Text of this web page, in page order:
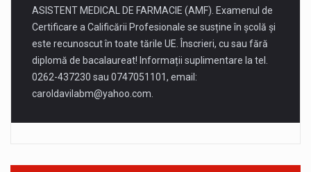
ASISTENT MEDICAL DE FARMACIE (AMF). Examenul de
Certificare a Calificării Profesionale se susține în școlă și
este recunoscut în toate tările UE. Înscrieri, cu sau fără
diplomă de bacalaureat! Informații suplimentare la tel.
0262-437230 sau 0747051101, email:
caroldavilabm@yahoo.com